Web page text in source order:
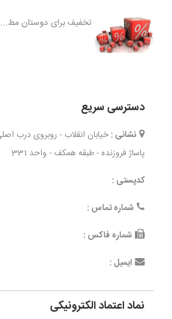
تخفیف برای دوستان مط...
دسترسی سریع
نشانی : خیابان انقلاب - روبروی درب
پاساژ فروزنده - طبقه همکف - واحد 331
کدپستی :
شماره تماس :
شماره فاکس :
ایمیل :
نماد اعتماد الکترونیکی